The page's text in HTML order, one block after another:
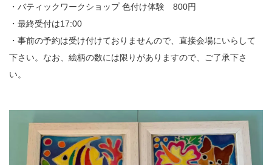
・バティックワークショップ 色付け体験 800円
・最終受付は17:00
・事前の予約は受け付けておりませんので、直接会場にいらして
下さい。なお、絵柄の数には限りがありますので、ご了承下さ
い。